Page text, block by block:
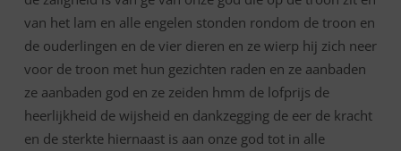
van het lam en alle engelen stonden rondom de troon en
de ouderlingen en de vier dieren en ze wierp hij zich neer
voor de troon met hun gezichten raden en ze aanbaden
ze aanbaden god en ze zeiden hmm de lofprijs de
heerlijkheid de wijsheid en dankzegging de eer de kracht
en de sterkte hiernaast is aan onze god tot in alle